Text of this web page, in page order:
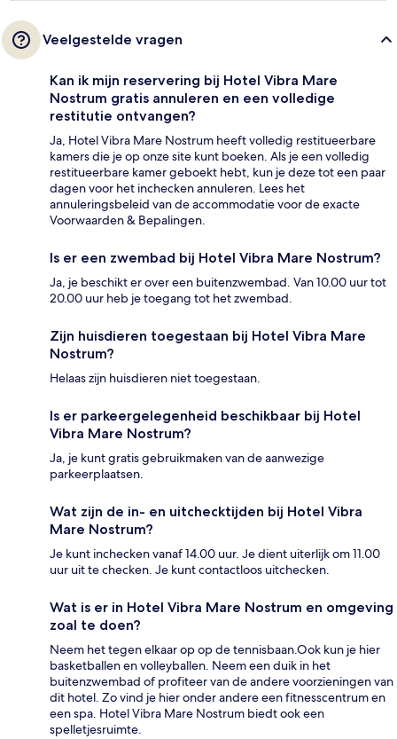
Veelgestelde vragen
Kan ik mijn reservering bij Hotel Vibra Mare
Nostrum gratis annuleren en een volledige
restitutie ontvangen?
Ja, Hotel Vibra Mare Nostrum heeft volledig restitueerbare
kamers die je op onze site kunt boeken. Als je een volledig
restitueerbare kamer geboekt hebt, kun je deze tot een paar
dagen voor het inchecken annuleren. Lees het
annuleringsbeleid van de accommodatie voor de exacte
Voorwaarden & Bepalingen.
Is er een zwembad bij Hotel Vibra Mare Nostrum?
Ja, je beschikt er over een buitenzwembad. Van 10.00 uur tot
20.00 uur heb je toegang tot het zwembad.
Zijn huisdieren toegestaan bij Hotel Vibra Mare
Nostrum?
Helaas zijn huisdieren niet toegestaan.
Is er parkeergelegenheid beschikbaar bij Hotel
Vibra Mare Nostrum?
Ja, je kunt gratis gebruikmaken van de aanwezige
parkeerplaatsen.
Wat zijn de in- en uitchecktijden bij Hotel Vibra
Mare Nostrum?
Je kunt inchecken vanaf 14.00 uur. Je dient uiterlijk om 11.00
uur uit te checken. Je kunt contactloos uitchecken.
Wat is er in Hotel Vibra Mare Nostrum en omgeving
zoal te doen?
Neem het tegen elkaar op op de tennisbaan.Ook kun je hier
basketballen en volleyballen. Neem een duik in het
buitenzwembad of profiteer van de andere voorzieningen van
dit hotel. Zo vind je hier onder andere een fitnesscentrum en
een spa. Hotel Vibra Mare Nostrum biedt ook een
spelletjesruimte.